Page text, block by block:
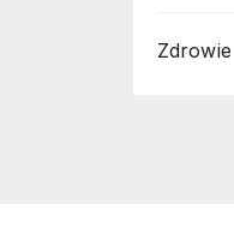
Zdrowie